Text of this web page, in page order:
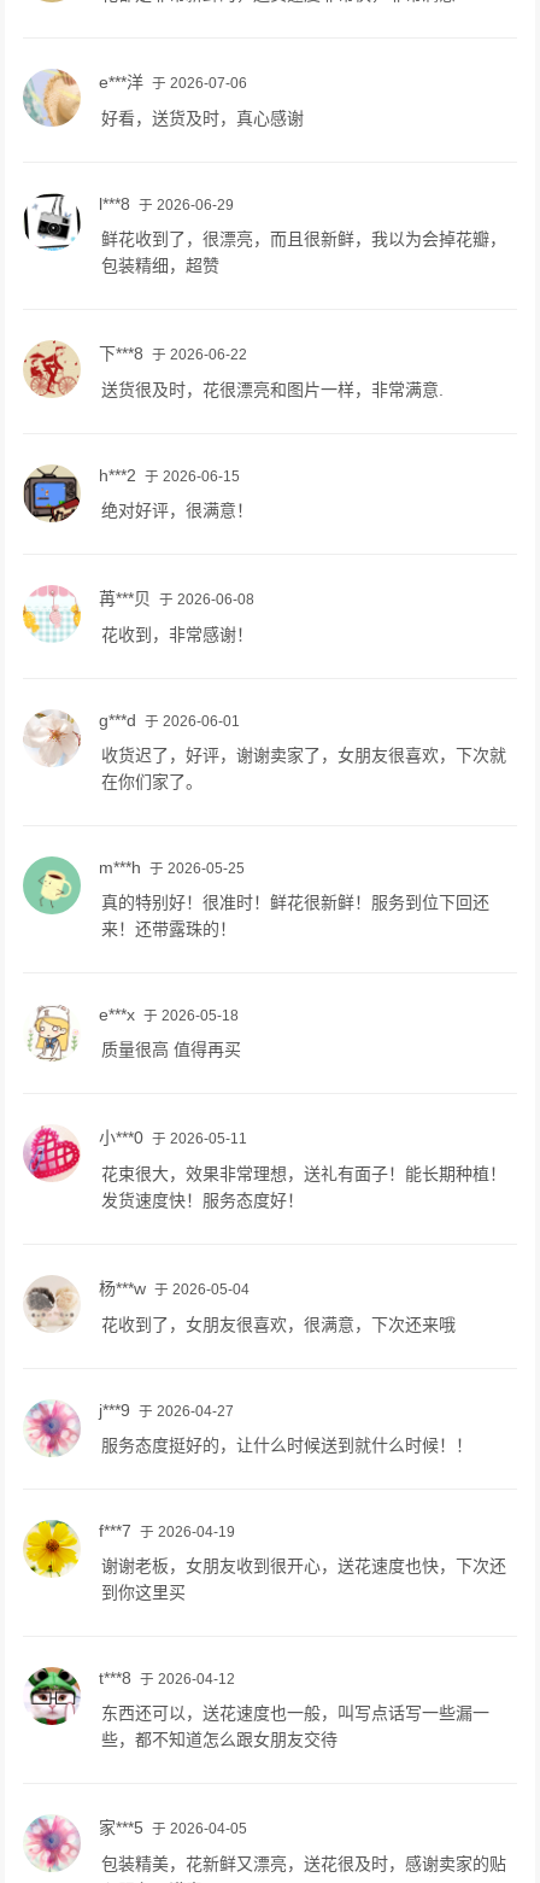
e***洋 于 2026-07-06
好看，送货及时，真心感谢
l***8 于 2026-06-29
鲜花收到了，很漂亮，而且很新鲜，我以为会掉花瓣，
包装精细，超赞
下***8 于 2026-06-22
送货很及时，花很漂亮和图片一样，非常满意.
h***2 于 2026-06-15
绝对好评，很满意！
苒***贝 于 2026-06-08
花收到，非常感谢！
g***d 于 2026-06-01
收货迟了，好评，谢谢卖家了，女朋友很喜欢，下次就
在你们家了。
m***h 于 2026-05-25
真的特别好！很准时！鲜花很新鲜！服务到位下回还
来！还带露珠的！
e***x 于 2026-05-18
质量很高 值得再买
小***0 于 2026-05-11
花束很大，效果非常理想，送礼有面子！能长期种植！
发货速度快！服务态度好！
杨***w 于 2026-05-04
花收到了，女朋友很喜欢，很满意，下次还来哦
j***9 于 2026-04-27
服务态度挺好的，让什么时候送到就什么时候！！
f***7 于 2026-04-19
谢谢老板，女朋友收到很开心，送花速度也快，下次还
到你这里买
t***8 于 2026-04-12
东西还可以，送花速度也一般，叫写点话写一些漏一
些，都不知道怎么跟女朋友交待
家***5 于 2026-04-05
包装精美，花新鲜又漂亮，送花很及时，感谢卖家的贴